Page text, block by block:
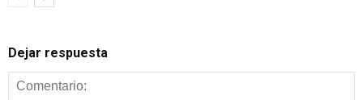
Dejar respuesta